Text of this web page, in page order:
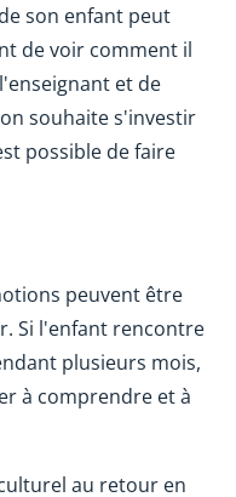
son enfant peut
de voir comment il
et de
souhaite s'investir
possible de faire
peuvent être
Si l'enfant rencontre
plusieurs mois,
à comprendre et à
au retour en